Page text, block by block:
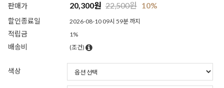
판매가 20,300원 22,500원 10%
할인종료일 2026-08-10 09시 59분 까지
적립금 1%
배송비 (조건)
색상